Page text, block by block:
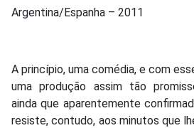
Argentina/Espanha – 2011
A princípio, uma comédia, e com
uma produção assim tão
ainda que aparentemente
resiste, contudo, aos minutos que